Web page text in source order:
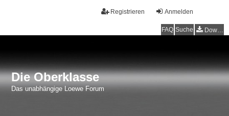
Anmelden
Registrieren
FAQ Suche Downloads
Die Oberklasse
Das unabhängige Loewe Forum